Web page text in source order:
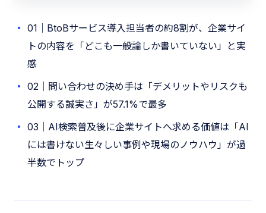
01｜BtoBサービス導入担当者の約8割が、企業サイ
トの内容を「どこも一般論しか書いていない」と実
感
02｜問い合わせの決め手は「デメリットやリスクも
公開する誠実さ」が57.1%で最多
03｜AI検索普及後に企業サイトへ求める価値は「AI
には書けない生々しい事例や現場のノウハウ」が過
半数でトップ